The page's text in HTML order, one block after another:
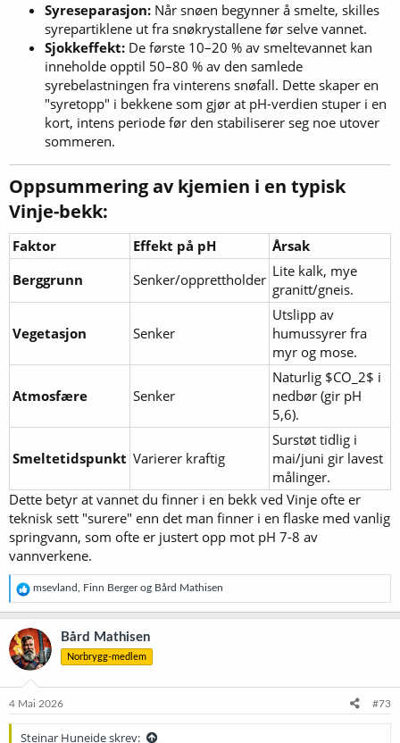
Syreseparasjon: Når snøen begynner å smelte, skilles
syrepartiklene ut fra snøkrystallene før selve vannet.
Sjokkeffekt: De første 10–20 % av smeltevannet kan
inneholde opptil 50–80 % av den samlede
syrebelastningen fra vinterens snøfall. Dette skaper en
"syretopp" i bekkene som gjør at pH-verdien stuper i en
kort, intens periode før den stabiliserer seg noe utover
sommeren.
Oppsummering av kjemien i en typisk
Vinje-bekk:​
Faktor Effekt på pH
Årsak
Berggrunn
Senker/opprettholder Lite kalk, mye
granitt/gneis.
Vegetasjon Senker
Utslipp av
humussyrer fra
myr og mose.
Atmosfære Senker
Naturlig $CO_2$ i
nedbør (gir pH
5,6).
Smeltetidspunkt Varierer kraftig
Surstøt tidlig i
mai/juni gir lavest
målinger.
Dette betyr at vannet du finner i en bekk ved Vinje ofte er
teknisk sett "surere" enn det man finner i en flaske med vanlig
springvann, som ofte er justert opp mot pH 7-8 av
vannverkene.
R
e
a
k
s
j
o
e
msevland, Finn Bergerog Bård Mathisen
Bård Mathisen
Norbrygg-medlem
4 Mai 2026 #73
Steinar Huneide skrev: